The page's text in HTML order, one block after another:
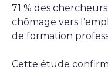
71 % des
chômage vers
de formation
Cette étude